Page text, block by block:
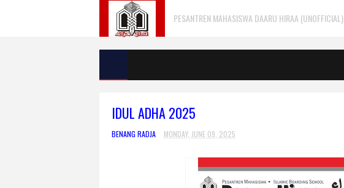
PESANTREN MAHASISWA DAARU HIRAA (UNOFFICIAL)
IDUL ADHA 2025
BENANG RADJA MONDAY, JUNE 09, 2025